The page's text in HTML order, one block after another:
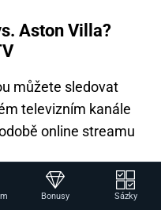
Aston Villa?
můžete sledovat
televizním kanále
online streamu
vsadit u Betana.
Bonusy Sázky